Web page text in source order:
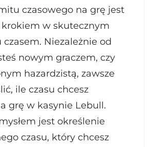
czasowego na grę jest
w skutecznym
czasem. Niezależnie od
nowym graczem, czy
hazardzistą, zawsze
ile czasu chcesz
grę w kasynie Lebull.
jest określenie
czasu, który chcesz